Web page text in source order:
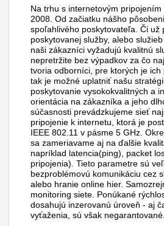
Na trhu s internetovým
2008. Od začiatku nášho
spoľahlivého poskytovateľa. Či už
poskytovanej služby, alebo
naši zákazníci vyžadujú kvalitnú
nepretržite bez výpadkov za čo
tvoria odborníci, pre ktorých je
tak je možné uplatniť našu
poskytovanie vysokokvalitných a
orientácia na zákazníka a jeho
súčasnosti prevádzkujeme sieť
pripojenie k internetu, ktorá je
IEEE 802.11 v pásme 5 GHz.
sa zameriavame aj na ďalšie
napríklad latencia(ping), packet
pripojenia). Tieto parametre sú
bezproblémovú komunikáciu cez
alebo hranie online hier.
monitoring siete. Ponúkané
dosahujú inzerovanú úroveň - aj
vyťaženia, sú však negarantované.